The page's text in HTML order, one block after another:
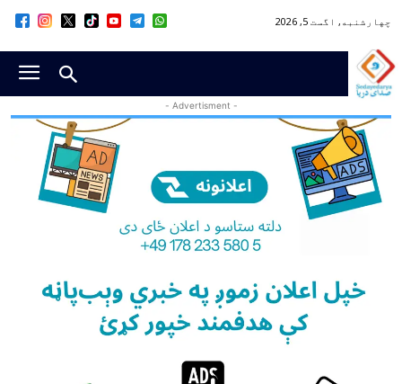
چهارشنبه, اگست 5, 2026
- Advertisment -